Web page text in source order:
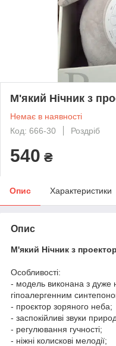
М'який Нічник з
Немає в наявності
Код: 666-30
Роздріб
540 ₴
Опис Характеристики
Опис
М'який Нічник з
Особливості:
- модель виконана з дуже
гіпоалергенним
- проєктор зоряного неба;
- заспокійливі звуки
- регулювання гучності;
- ніжні колискові мелодії;